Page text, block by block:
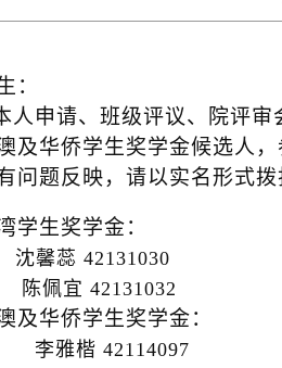
：
人申请、班级评议、院评
及华侨学生奖学金候选人，
问题反映，请以实名形式拨
学生奖学金：
沈馨蕊 42131030
42131032
及华侨学生奖学金：
李雅楷 42114097